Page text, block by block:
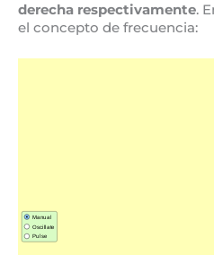
derecha respectivamente.
el concepto de frecuencia: